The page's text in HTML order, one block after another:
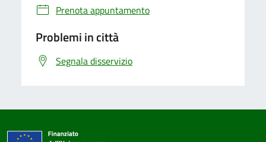
Prenota appuntamento
Problemi in città
Segnala disservizio